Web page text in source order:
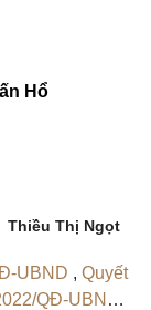
Hổ
Thiều Thị Ngọt
UBND , Quyết
QĐ-UBND